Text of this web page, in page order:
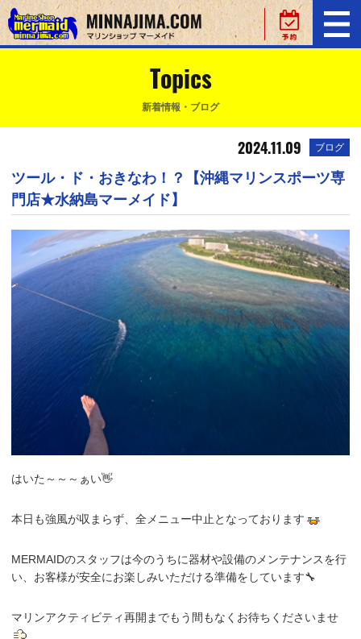
Topics
新着情報・ブログ
2024.11.09 ブログ
ツール・ド・おきなわ！？【沖縄マリンスポーツ専
門店★水納島マーメイド】
はいた～～～ぁい👋
本日も強風が収まらず、全メニュー中止となっております
MERMAIDのスタッフは今のうちに器材や設備のメンテナンスを行
い、お客様が安全にお楽しみいただける準備をしています🔧
マリンアクティビティ再開までもう間もなくお待ちくださいませ